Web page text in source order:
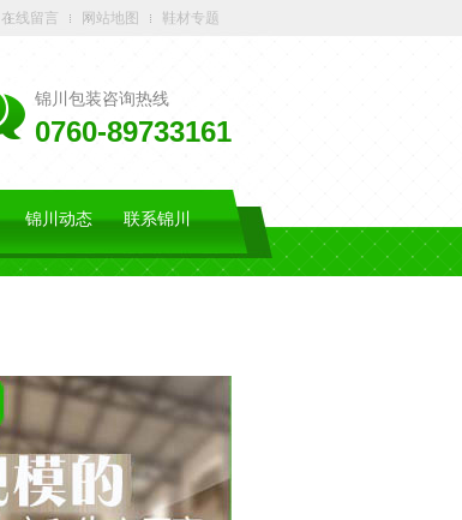
在线留言 网站地图 鞋材专题
锦川包装咨询热线
0760-89733161
锦川动态 联系锦川